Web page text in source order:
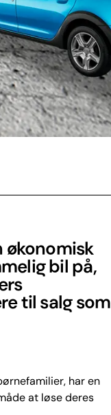
økonomisk
bil på,
til salg som
har en
at løse deres